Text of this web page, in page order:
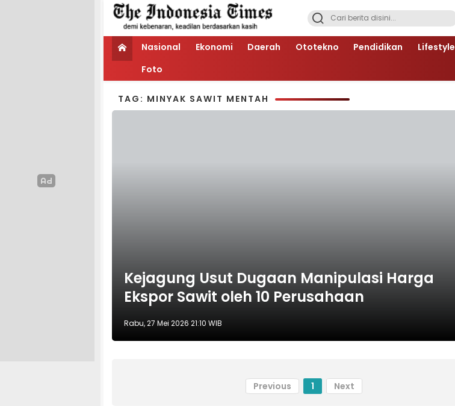
Nasional Ekonomi Daerah Ototekno Pendidikan Lifestyle
Foto
TAG: MINYAK SAWIT MENTAH
Kejagung Usut Dugaan Manipulasi Harga
Ekspor Sawit oleh 10 Perusahaan
Rabu, 27 Mei 2026 21:10 WIB
Previous 1 Next